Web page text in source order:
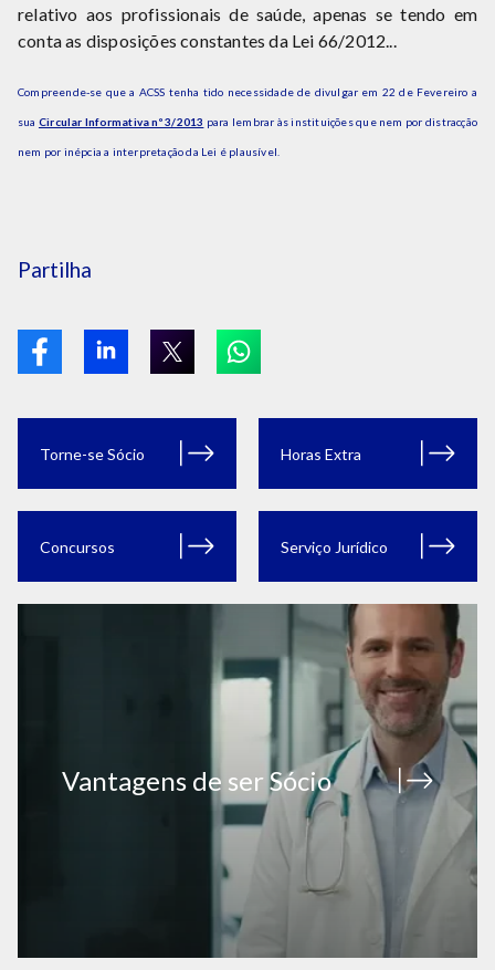
relativo aos profissionais de saúde, apenas se tendo em
conta as disposições constantes da Lei 66/2012...
Compreende-se que a ACSS tenha tido necessidade de divulgar em 22 de Fevereiro a
sua Circular Informativa nº 3/2013 para lembrar às instituições que nem por distracção
nem por inépcia a interpretação da Lei é plausível.
Partilha
Torne-se Sócio Horas Extra
Concursos Serviço Jurídico
Vantagens de ser Sócio